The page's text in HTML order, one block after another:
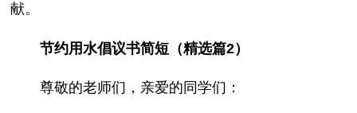
献。
节约用水倡议书简短（精选篇2）
尊敬的老师们，亲爱的同学们：